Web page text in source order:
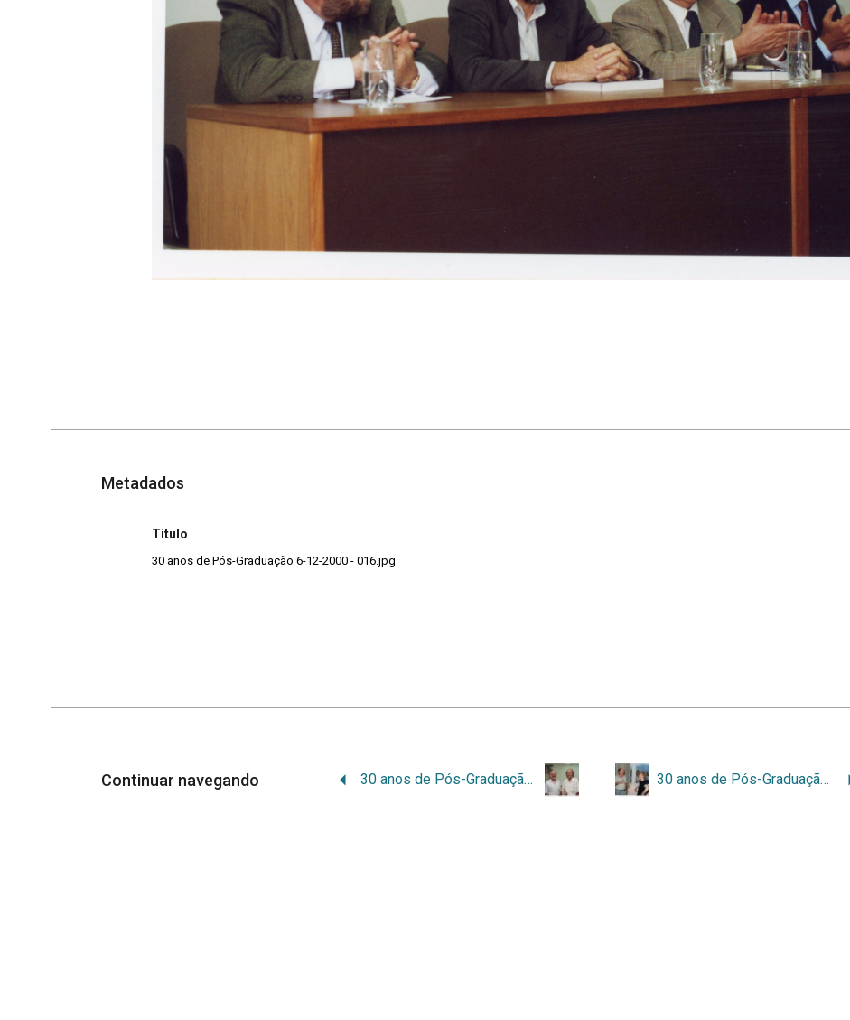
Metadados
Título
30 anos de Pós-Graduação 6-12-2000 - 016.jpg
Continuar navegando 30 anos de Pós-Graduação 6-12-2000 – 015.jpg 30 anos de Pós-Graduação 6-12-2000 – 017.jpg